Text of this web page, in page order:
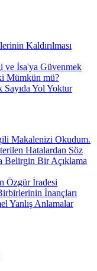
Kaldırılması
ve İsa'ya Güvenmek
Mümkün mü?
Sayıda Yol Yoktur
Makalenizi Okudum.
Hatalardan Söz
Belirgin Bir Açıklama
Özgür İradesi
İnançları
Yanlış Anlamalar